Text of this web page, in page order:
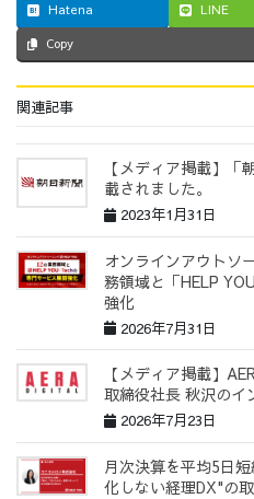
Hatena
LINE
Copy
関連記事
【メディア掲載】
載されました。
2023年1月31日
オンラインアウトソ
務領域と「HELP
強化
2026年7月31日
【メディア掲載】
取締役社長 秋沢のイ
2026年7月23日
月次決算を平均5日
化しない経理DX"の